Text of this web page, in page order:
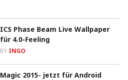
ICS Phase Beam Live Wallpaper
für 4.0-Feeling
BY INGO
Magic 2015- jetzt für Android